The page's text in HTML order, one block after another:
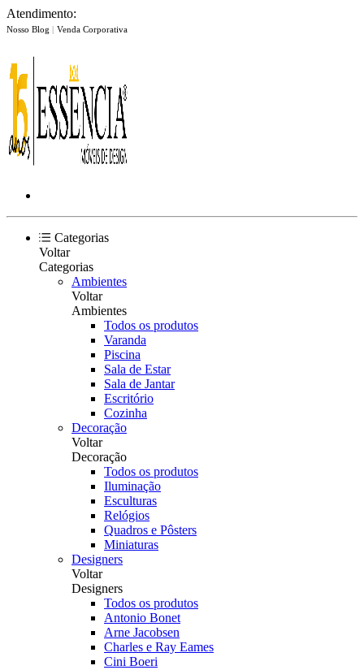
Atendimento:
Nosso Blog | Venda Corporativa
Categorias
Voltar
Categorias
Ambientes
Voltar
Ambientes
Todos os produtos
Varanda
Piscina
Sala de Estar
Sala de Jantar
Escritório
Cozinha
Decoração
Voltar
Decoração
Todos os produtos
Iluminação
Esculturas
Relógios
Quadros e Pôsters
Miniaturas
Designers
Voltar
Designers
Todos os produtos
Antonio Bonet
Arne Jacobsen
Charles e Ray Eames
Cini Boeri